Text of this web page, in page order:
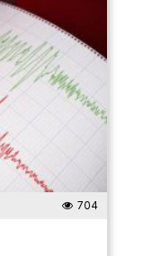
704